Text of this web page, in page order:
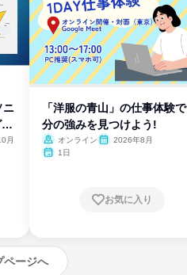
ニ
月
「洋服の青山」の仕事体験
分の強みを見つけよう!
オンライン
2026年8月
1日
お気に入り
ページへ